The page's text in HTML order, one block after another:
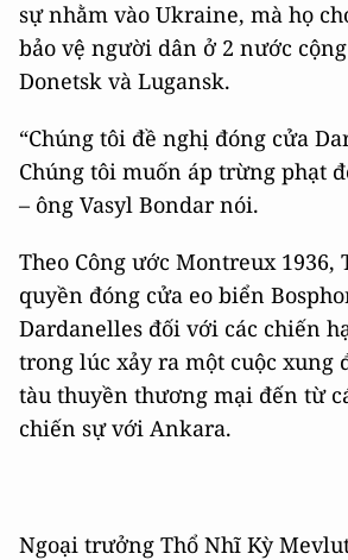
sự nhằm vào Ukraine, mà họ
bảo vệ người dân ở 2 nước
Donetsk và Lugansk.
“Chúng tôi đề nghị đóng cửa
Chúng tôi muốn áp trừng phạt
– ông Vasyl Bondar nói.
Theo Công ước Montreux 1936,
quyền đóng cửa eo biển
Dardanelles đối với các chiến
trong lúc xảy ra một cuộc xung
tàu thuyền thương mại đến từ
chiến sự với Ankara.
Ngoại trưởng Thổ Nhĩ Kỳ